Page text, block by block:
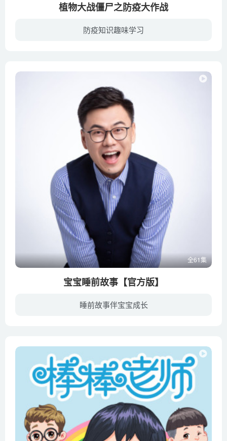
植物大战僵尸之防疫大作战
防疫知识趣味学习
全61集
宝宝睡前故事【官方版】
睡前故事伴宝宝成长